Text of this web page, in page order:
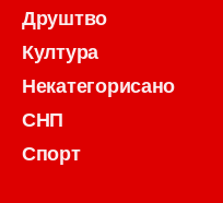
Друштво
Култура
Некатегорисано
СНП
Спорт